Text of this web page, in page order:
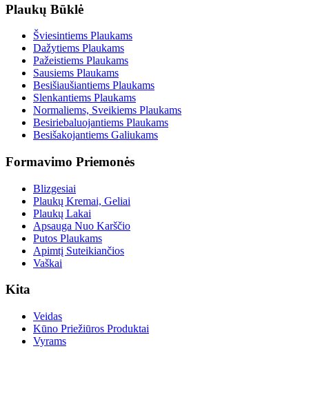
Plaukų Būklė
Šviesintiems Plaukams
Dažytiems Plaukams
Pažeistiems Plaukams
Sausiems Plaukams
Besišiaušiantiems Plaukams
Slenkantiems Plaukams
Normaliems, Sveikiems Plaukams
Besiriebaluojantiems Plaukams
Besišakojantiems Galiukams
Formavimo Priemonės
Blizgesiai
Plaukų Kremai, Geliai
Plaukų Lakai
Apsauga Nuo Karščio
Putos Plaukams
Apimtį Suteikiančios
Vaškai
Kita
Veidas
Kūno Priežiūros Produktai
Vyrams